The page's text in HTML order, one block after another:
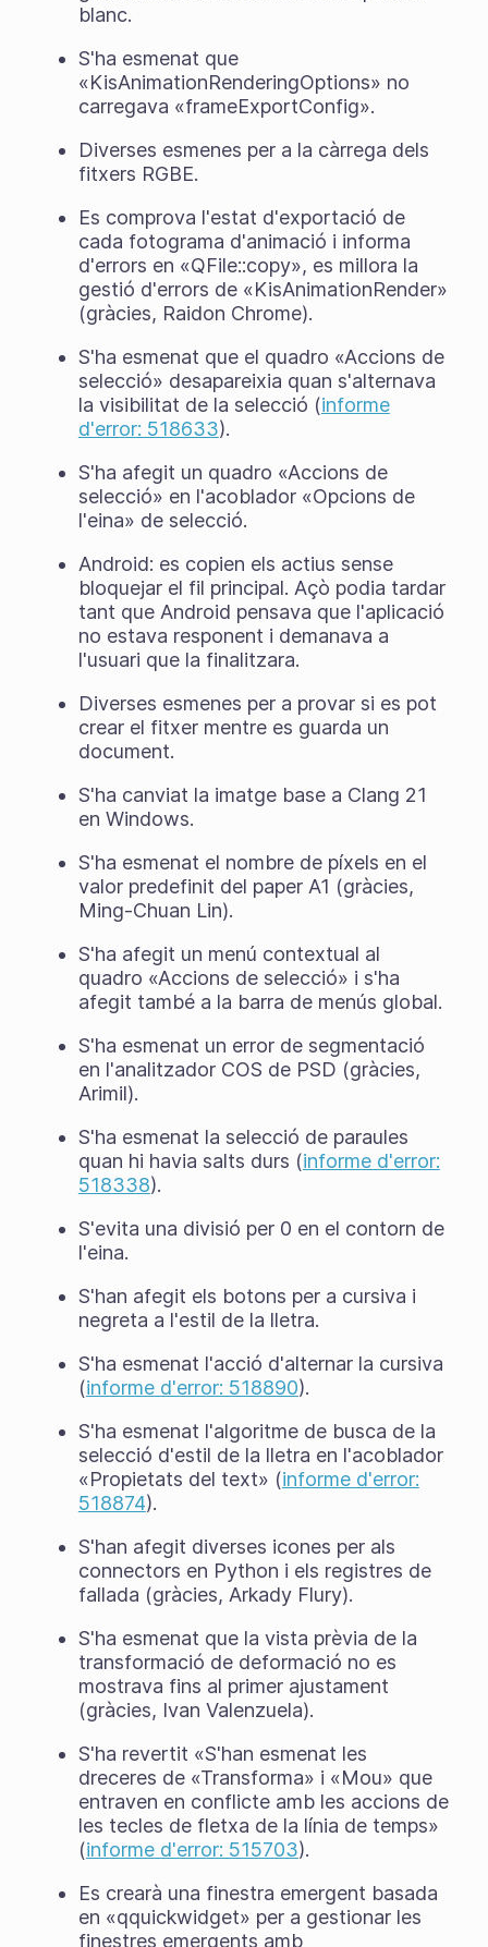
blanc.
S'ha esmenat que
«KisAnimationRenderingOptions» no
carregava «frameExportConfig».
Diverses esmenes per a la càrrega dels
fitxers RGBE.
Es comprova l'estat d'exportació de
cada fotograma d'animació i informa
d'errors en «QFile::copy», es millora la
gestió d'errors de «KisAnimationRender»
(gràcies, Raidon Chrome).
S'ha esmenat que el quadro «Accions de
selecció» desapareixia quan s'alternava
la visibilitat de la selecció (informe
d'error: 518633).
S'ha afegit un quadro «Accions de
selecció» en l'acoblador «Opcions de
l'eina» de selecció.
Android: es copien els actius sense
bloquejar el fil principal. Açò podia tardar
tant que Android pensava que l'aplicació
no estava responent i demanava a
l'usuari que la finalitzara.
Diverses esmenes per a provar si es pot
crear el fitxer mentre es guarda un
document.
S'ha canviat la imatge base a Clang 21
en Windows.
S'ha esmenat el nombre de píxels en el
valor predefinit del paper A1 (gràcies,
Ming-Chuan Lin).
S'ha afegit un menú contextual al
quadro «Accions de selecció» i s'ha
afegit també a la barra de menús global.
S'ha esmenat un error de segmentació
en l'analitzador COS de PSD (gràcies,
Arimil).
S'ha esmenat la selecció de paraules
quan hi havia salts durs (informe d'error:
518338).
S'evita una divisió per 0 en el contorn de
l'eina.
S'han afegit els botons per a cursiva i
negreta a l'estil de la lletra.
S'ha esmenat l'acció d'alternar la cursiva
(informe d'error: 518890).
S'ha esmenat l'algoritme de busca de la
selecció d'estil de la lletra en l'acoblador
«Propietats del text» (informe d'error:
518874).
S'han afegit diverses icones per als
connectors en Python i els registres de
fallada (gràcies, Arkady Flury).
S'ha esmenat que la vista prèvia de la
transformació de deformació no es
mostrava fins al primer ajustament
(gràcies, Ivan Valenzuela).
S'ha revertit «S'han esmenat les
dreceres de «Transforma» i «Mou» que
entraven en conflicte amb les accions de
les tecles de fletxa de la línia de temps»
(informe d'error: 515703).
Es crearà una finestra emergent basada
en «qquickwidget» per a gestionar les
finestres emergents amb